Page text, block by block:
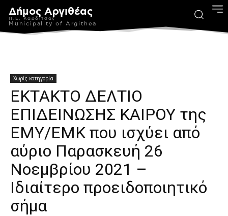
Δήμος Αργιθέας
Π.Ε. Καρδίτσας
Municipality of Argithea
Χωρίς κατηγορία
ΕΚΤΑΚΤΟ ΔΕΛΤΙΟ
ΕΠΙΔΕΙΝΩΣΗΣ ΚΑΙΡΟΥ της
ΕΜΥ/ΕΜΚ που ισχύει από
αύριο Παρασκευή 26
Νοεμβρίου 2021 –
Ιδιαίτερο προειδοποιητικό
σήμα